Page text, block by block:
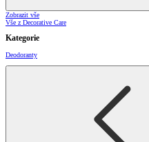
Zobrazit vše
Vše z Decorative Care
Kategorie
Deodoranty